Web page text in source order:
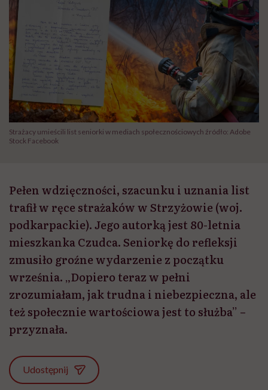
Strażacy umieścili list seniorki w mediach społecznościowych źródło: Adobe
Stock Facebook
Pełen wdzięczności, szacunku i uznania list
trafił w ręce strażaków w Strzyżowie (woj.
podkarpackie). Jego autorką jest 80-letnia
mieszkanka Czudca. Seniorkę do refleksji
zmusiło groźne wydarzenie z początku
września. „Dopiero teraz w pełni
zrozumiałam, jak trudna i niebezpieczna, ale
też społecznie wartościowa jest to służba” –
przyznała.
Udostępnij